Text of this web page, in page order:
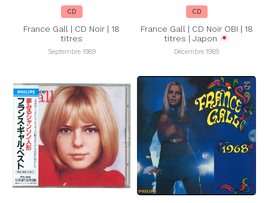
CD
France Gall | CD Noir | 18
titres
Septembre 1989
CD
France Gall | CD Noir OBI | 18
titres | Japon
Décembre 1989